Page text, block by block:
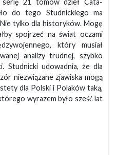
do tego Studnickiego ma
tylko dla historyków. Mogę
spojrzeć na świat oczami
który musiał
analizy trudnej, szybko
Studnicki udowadnia, że dla
niezwiązane zjawiska mogą
dla Polski i Polaków taką,
wyrazem było sześć lat